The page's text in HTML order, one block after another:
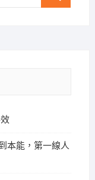
本能，第一線人